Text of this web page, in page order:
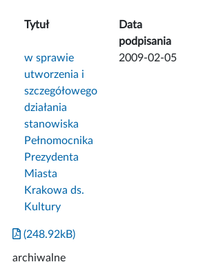
Tytuł
Data
podpisania
w sprawie
utworzenia i
szczegółowego
działania
stanowiska
Pełnomocnika
Prezydenta
Miasta
Krakowa ds.
Kultury
2009-02-05
(248.92kB)
archiwalne